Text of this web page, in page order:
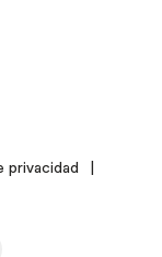
privacidad